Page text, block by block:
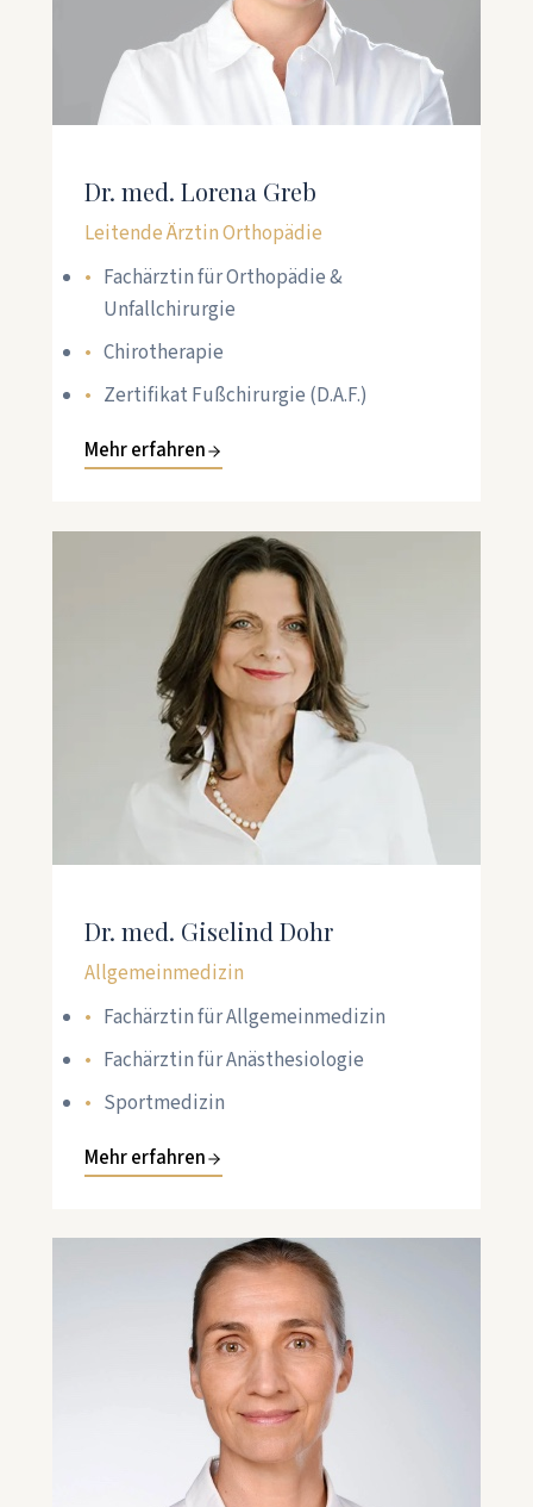
Dr. med. Lorena Greb
Leitende Ärztin Orthopädie
Fachärztin für Orthopädie &
Unfallchirurgie
Chirotherapie
Zertifikat Fußchirurgie (D.A.F.)
Mehr erfahren
Dr. med. Giselind Dohr
Allgemeinmedizin
Fachärztin für Allgemeinmedizin
Fachärztin für Anästhesiologie
Sportmedizin
Mehr erfahren